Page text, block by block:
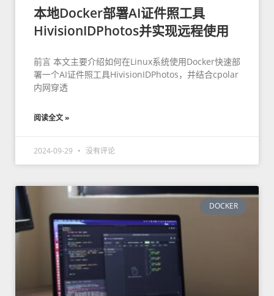
本地Docker部署AI证件照工具
HivisionIDPhotos并实现远程使用
前言 本文主要介绍如何在Linux系统使用Docker快速部
署一个AI证件照工具HivisionIDPhotos，并结合cpolar
内网穿透
阅读全文 »
2024-09-29 没有评论
DOCKER